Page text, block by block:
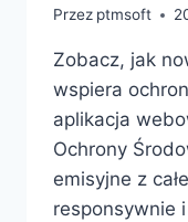
Przez ptmsoft
Zobacz, jak
wspiera
aplikacja
Ochrony
emisyjne z
responsywnie